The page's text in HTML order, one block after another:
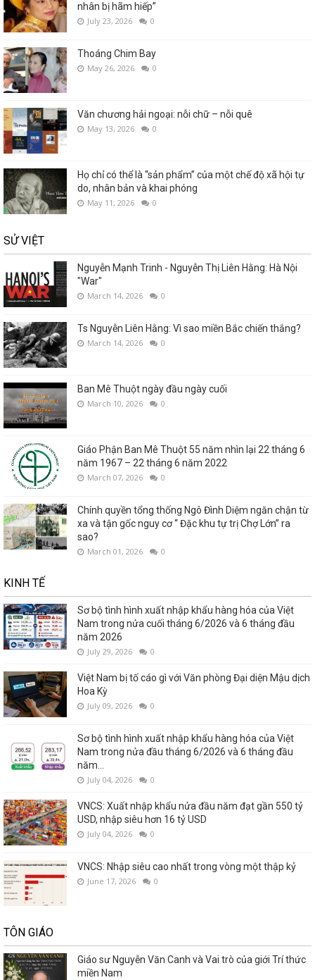
nhân bị hãm hiếp”
July 23, 2026 0
Thoáng Chim Bay
May 26, 2026 0
Văn chương hải ngoại: nỗi chữ – nỗi quê
May 13, 2026 0
Họ chỉ có thể là “sản phẩm” của một chế độ xã hội tự
do, nhân bản và khai phóng
May 11, 2026 0
SỬ VIỆT
Nguyễn Mạnh Trinh - Nguyễn Thị Liên Hằng: Hà Nội
"War"
March 14, 2026 0
Ts Nguyễn Liên Hằng: Vì sao miền Bắc chiến thắng?
March 14, 2026 0
Ban Mê Thuột ngày đầu ngày cuối
March 10, 2026 0
Giáo Phận Ban Mê Thuột 55 năm nhìn lại 22 tháng 6
năm 1967 – 22 tháng 6 năm 2022
March 07, 2026 0
Chính quyền tổng thống Ngô Đình Diệm ngăn chận từ
xa và tận gốc nguy cơ “ Đặc khu tự trị Chợ Lớn” ra
sao?
March 01, 2026 0
KINH TẾ
Sơ bộ tình hình xuất nhập khẩu hàng hóa của Việt
Nam trong nửa cuối tháng 6/2026 và 6 tháng đầu
năm 2026
July 29, 2026 0
Việt Nam bị tố cáo gì với Văn phòng Đại diện Mậu dịch
Hoa Kỳ
July 09, 2026 0
Sơ bộ tình hình xuất nhập khẩu hàng hóa của Việt
Nam trong nửa đầu tháng 6/2026 và 6 tháng đầu
năm...
July 04, 2026 0
VNCS: Xuất nhập khẩu nửa đầu năm đạt gần 550 tỷ
USD, nhập siêu hơn 16 tỷ USD
July 04, 2026 0
VNCS: Nhập siêu cao nhất trong vòng một thập kỷ
June 17, 2026 0
TÔN GIÁO
Giáo sư Nguyễn Văn Canh và Vai trò của giới Trí thức
miền Nam